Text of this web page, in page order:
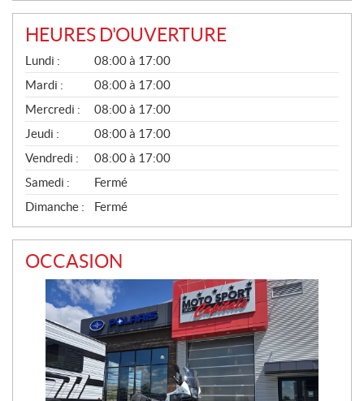
HEURES D'OUVERTURE
G
É
N
É
R
A
L
Lundi :
08:00 à 17:00
Mardi :
08:00 à 17:00
Mercredi :
08:00 à 17:00
Jeudi :
08:00 à 17:00
Vendredi :
08:00 à 17:00
Samedi :
Fermé
Dimanche :
Fermé
OCCASION